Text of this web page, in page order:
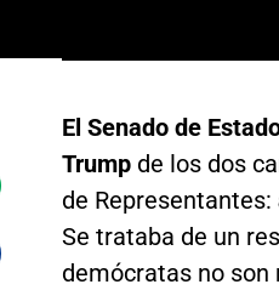
El Senado de
Trumpde los dos
de Representantes:
Se trataba de un
demócratas no son